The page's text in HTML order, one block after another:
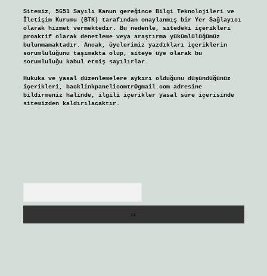
Sitemiz, 5651 Sayılı Kanun gereğince Bilgi Teknolojileri ve
İletişim Kurumu (BTK) tarafından onaylanmış bir Yer Sağlayıcı
olarak hizmet vermektedir. Bu nedenle, sitedeki içerikleri
proaktif olarak denetleme veya araştırma yükümlülüğümüz
bulunmamaktadır. Ancak, üyelerimiz yazdıkları içeriklerin
sorumluluğunu taşımakta olup, siteye üye olarak bu
sorumluluğu kabul etmiş sayılırlar.
Hukuka ve yasal düzenlemelere aykırı olduğunu düşündüğünüz
içerikleri, backlinkpanelicomtr@gmail.comadresine
bildirmeniz halinde, ilgili içerikler yasal süre içerisinde
sitemizden kaldırılacaktır.